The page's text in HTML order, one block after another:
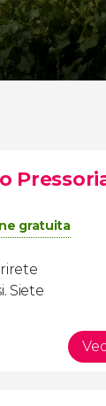
gratuita
Siete